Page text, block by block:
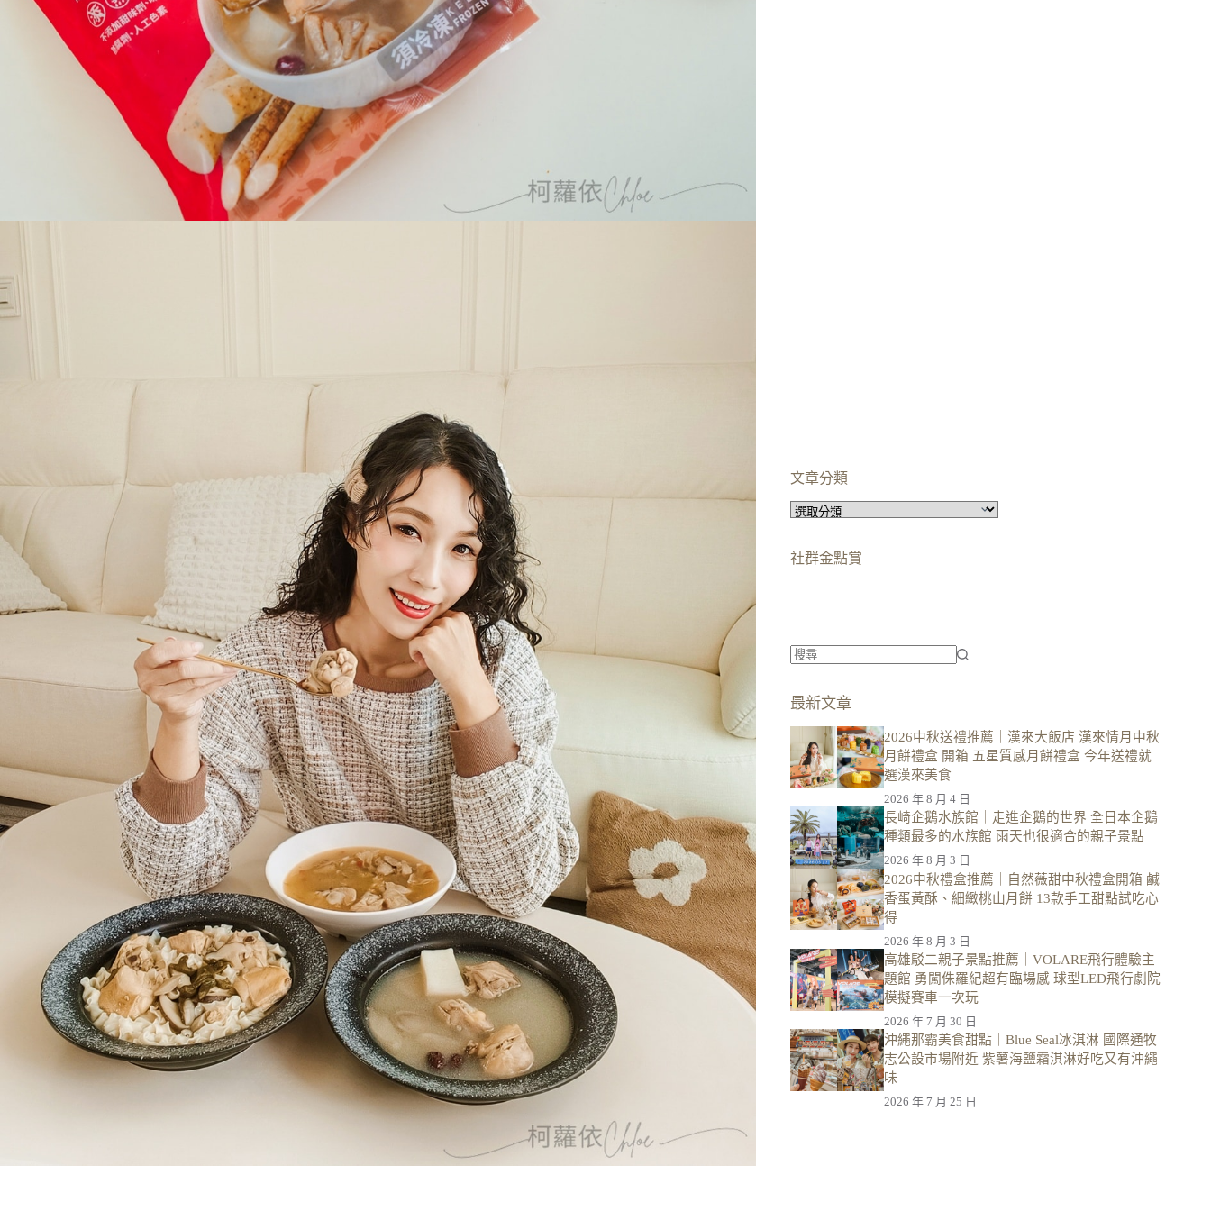
文章分類
文
分
類
社群金點賞
不
合
條
件
的
結
果
最新文章
2026中秋送禮推薦｜漢來大飯店 漢來情月中秋
月餅禮盒 開箱 五星質感月餅禮盒 今年送禮就
選漢來美食
2026 年 8 月 4 日
長崎企鵝水族館｜走進企鵝的世界 全日本企鵝
種類最多的水族館 雨天也很適合的親子景點
2026 年 8 月 3 日
2026中秋禮盒推薦｜自然薇甜中秋禮盒開箱 鹹
香蛋黃酥、細緻桃山月餅 13款手工甜點試吃心
得
2026 年 8 月 3 日
高雄駁二親子景點推薦｜VOLARE飛行體驗主
題館 勇闖侏羅紀超有臨場感 球型LED飛行劇院
模擬賽車一次玩
2026 年 7 月 30 日
沖繩那霸美食甜點｜Blue Seal冰淇淋 國際通牧
志公設市場附近 紫薯海鹽霜淇淋好吃又有沖繩
味
2026 年 7 月 25 日